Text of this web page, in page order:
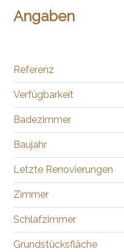
Angaben
Referenz
Verfügbarkeit
Badezimmer
Baujahr
Letzte Renovierungen
Zimmer
Schlafzimmer
Grundstücksfläche